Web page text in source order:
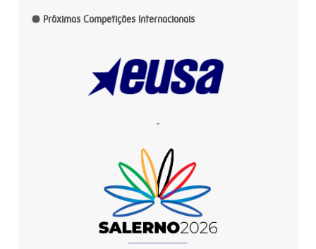
Próximas Competições Internacionais
-